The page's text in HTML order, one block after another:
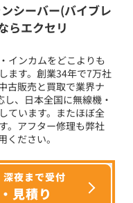
シーバー(バイブレ
らエクセリ
インカムをどこよりも
ます。創業34年で7万社
古販売と買取で業界ナ
、日本全国に無線機・
ています。またほぼ全
。アフター修理も弊社
ださい。
夜まで受付
見積り